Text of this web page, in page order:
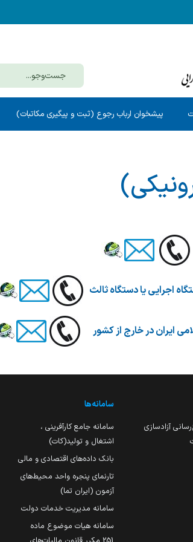
پیشخوان ارباب رجوع (ثبت و پیگیری مکاتبات)
آزادسازی
سامانه‌ها
سامانه جامع کارآفرینی ،
اشتغال و تولید(کات)
بانک داده‌های اقتصادی و مالی
تارنمای پنجره واحد محیط‌های
آزمون (ایران تما)
سامانه مدیریت خدمات دولت
سامانه هیات موضوع ماده